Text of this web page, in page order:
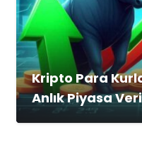
Kripto Para
Anlık Piyasa